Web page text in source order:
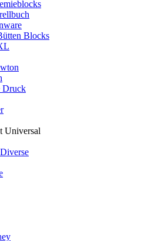
Blocks
Druck
Universal